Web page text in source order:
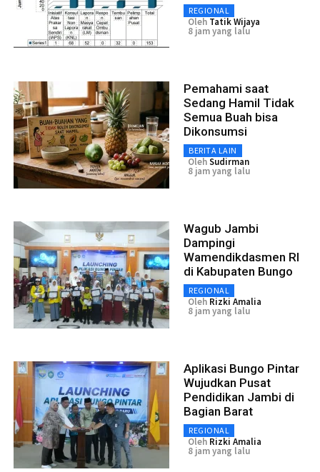
REGIONAL
Oleh Tatik Wijaya
8 jam yang lalu
Pemahami saat
Sedang Hamil Tidak
Semua Buah bisa
Dikonsumsi
BERITA LAIN
OlehSudirman
8 jam yang lalu
Wagub Jambi
Dampingi
Wamendikdasmen RI
di Kabupaten Bungo
REGIONAL
Oleh Rizki Amalia
8 jam yang lalu
Aplikasi Bungo Pintar
Wujudkan Pusat
Pendidikan Jambi di
Bagian Barat
REGIONAL
Oleh Rizki Amalia
8 jam yang lalu